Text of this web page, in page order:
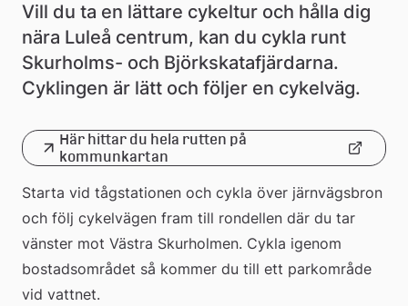
Vill du ta en lättare cykeltur och hålla dig
nära Luleå centrum, kan du cykla runt
Skurholms- och Björkskatafjärdarna.
Cyklingen är lätt och följer en cykelväg.
Här hittar du hela rutten på
kommunkartan
till
extern
webbplats
Starta vid tågstationen och cykla över järnvägsbron
och följ cykelvägen fram till rondellen där du tar
vänster mot Västra Skurholmen. Cykla igenom
bostadsområdet så kommer du till ett parkområde
vid vattnet.